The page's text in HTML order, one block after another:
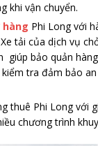
khi vận chuyển.
hàng Phi Long với
tải của dịch vụ
giúp bảo quản
tra đảm bảo
thuê Phi Long với
chương trình